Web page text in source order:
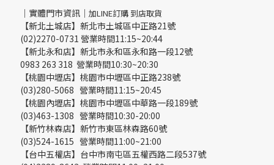
｜實體門市資訊｜ 加LINE訂購 到店取貨
【新北土城店】新北市土城區中正路21號
(02)2270-0731 營業時間11:15~20:44
【新北永和店】新北市永和區永和路一段12號
0983 263 318 營業時間10:30~20:30
【桃園中壢店】桃園市中壢區中正路238號
(03)280-5068 營業時間11:15~20:45
【桃園內壢店】桃園市中壢區中華路一段189號
(03)463-1308 營業時間10:30-20:00
【新竹林森店】新竹市東區林森路60號
(03)524-1615 營業時間11:00~21:00
【台中五權店】台中市南屯區五權西路二段537號